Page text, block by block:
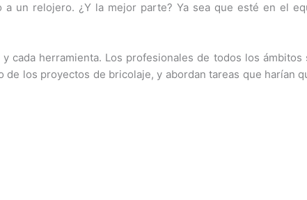
un relojero. ¿Y la mejor parte? Ya sea que esté en el
herramienta. Los profesionales de todos los
los proyectos de bricolaje, y abordan tareas que harían